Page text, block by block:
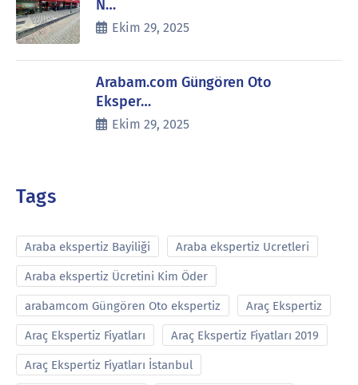
N…
Ekim 29, 2025
Arabam.com Güngören Oto
Eksper…
Ekim 29, 2025
Tags
Araba ekspertiz Bayiliği Araba ekspertiz Ucretleri
Araba ekspertiz Ücretini Kim Öder
arabamcom Güngören Oto ekspertiz Araç Ekspertiz
Araç Ekspertiz Fiyatları Araç Ekspertiz Fiyatları 2019
Araç Ekspertiz Fiyatları İstanbul